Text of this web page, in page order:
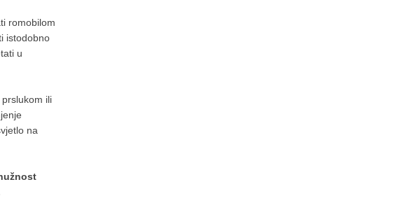
romobilom
istodobno
u
ili
na